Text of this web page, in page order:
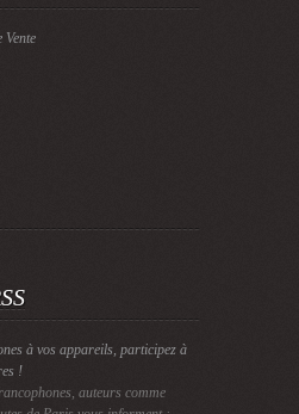
Vente
à vos appareils, participez à
!
auteurs comme